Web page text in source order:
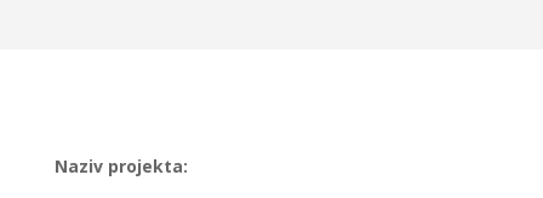
Naziv projekta: